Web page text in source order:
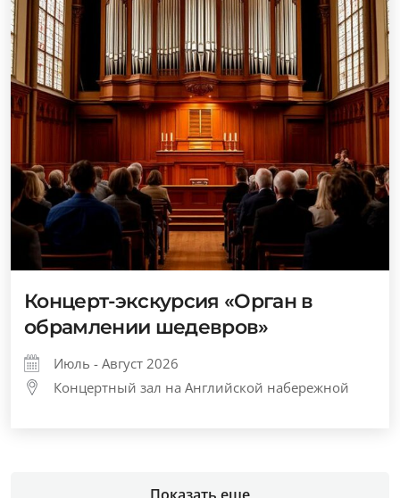
Концерт-экскурсия «Орган в
обрамлении шедевров»
Июль - Август 2026
Концертный зал на Английской набережной